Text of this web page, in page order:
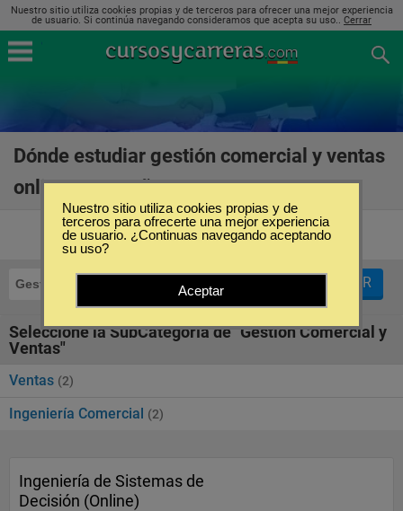
Nuestro sitio utiliza cookies propias y de terceros para ofrecer una mejor experiencia
de usuario. Si continúa navegando consideramos que acepta su uso.. Cerrar
Dónde estudiar gestión comercial y ventas
online en España
Gestión Comercial y Ventas FILTRAR
Seleccione la SubCategoría de "Gestión Comercial y
Ventas"
Ventas (2)
Ingeniería Comercial (2)
Ingeniería de Sistemas de
Decisión (Online)
Nuestro sitio utiliza cookies propias y de
terceros para ofrecerte una mejor experiencia
de usuario. ¿Continuas navegando aceptando
su uso?
Aceptar